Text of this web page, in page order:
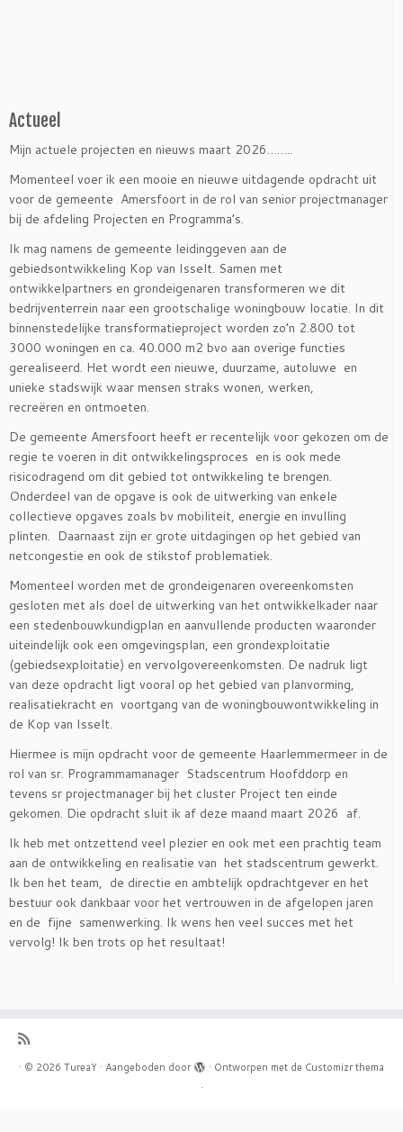
Actueel
Mijn actuele projecten en nieuws maart 2026……..
Momenteel voer ik een mooie en nieuwe uitdagende opdracht uit
voor de gemeente Amersfoort in de rol van senior projectmanager
bij de afdeling Projecten en Programma’s.
Ik mag namens de gemeente leidinggeven aan de
gebiedsontwikkeling Kop van Isselt. Samen met
ontwikkelpartners en grondeigenaren transformeren we dit
bedrijventerrein naar een grootschalige woningbouw locatie. In dit
binnenstedelijke transformatieproject worden zo’n 2.800 tot
3000 woningen en ca. 40.000 m2 bvo aan overige functies
gerealiseerd. Het wordt een nieuwe, duurzame, autoluwe en
unieke stadswijk waar mensen straks wonen, werken,
recreëren en ontmoeten.
De gemeente Amersfoort heeft er recentelijk voor gekozen om de
regie te voeren in dit ontwikkelingsproces en is ook mede
risicodragend om dit gebied tot ontwikkeling te brengen.
Onderdeel van de opgave is ook de uitwerking van enkele
collectieve opgaves zoals bv mobiliteit, energie en invulling
plinten. Daarnaast zijn er grote uitdagingen op het gebied van
netcongestie en ook de stikstof problematiek.
Momenteel worden met de grondeigenaren overeenkomsten
gesloten met als doel de uitwerking van het ontwikkelkader naar
een stedenbouwkundigplan en aanvullende producten waaronder
uiteindelijk ook een omgevingsplan, een grondexploitatie
(gebiedsexploitatie) en vervolgovereenkomsten. De nadruk ligt
van deze opdracht ligt vooral op het gebied van planvorming,
realisatiekracht en voortgang van de woningbouwontwikkeling in
de Kop van Isselt.
Hiermee is mijn opdracht voor de gemeente Haarlemmermeer in de
rol van sr. Programmamanager Stadscentrum Hoofddorp en
tevens sr projectmanager bij het cluster Project ten einde
gekomen. Die opdracht sluit ik af deze maand maart 2026 af.
Ik heb met ontzettend veel plezier en ook met een prachtig team
aan de ontwikkeling en realisatie van het stadscentrum gewerkt.
Ik ben het team, de directie en ambtelijk opdrachtgever en het
bestuur ook dankbaar voor het vertrouwen in de afgelopen jaren
en de fijne samenwerking. Ik wens hen veel succes met het
vervolg! Ik ben trots op het resultaat!
· © 2026 TureaY · Aangeboden door · Ontworpen met de Customizr thema
·